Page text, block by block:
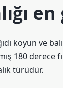
koyun ve
180 derece
türüdür.